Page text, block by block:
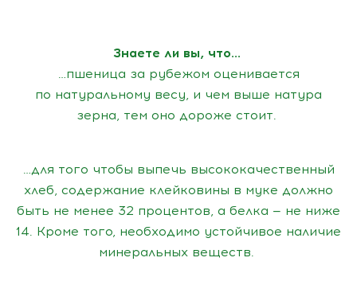
Знаете ли вы, что…
…пшеница за рубежом оценивается
по натуральному весу, и чем выше натура
зерна, тем оно дороже стоит.
…для того чтобы выпечь высококачественный
хлеб, содержание клейковины в муке должно
быть не менее 32 процентов, а белка — не ниже
14. Кроме того, необходимо устойчивое наличие
минеральных веществ.